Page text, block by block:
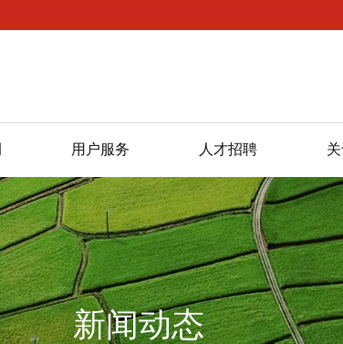
用户服务 人才招聘
新闻动态